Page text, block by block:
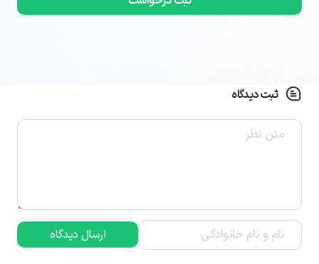
ثبت دیدگاه
ارسال دیدگاه